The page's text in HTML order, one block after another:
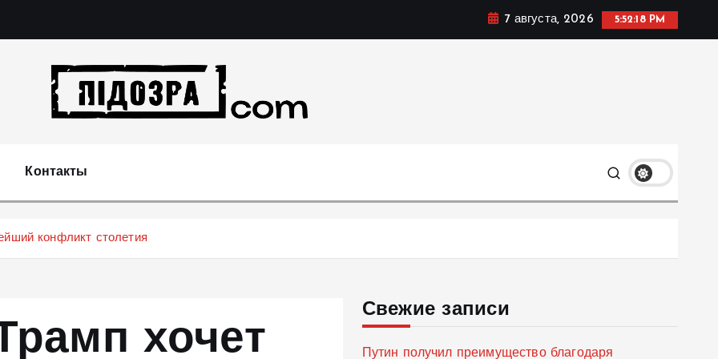
7 августа, 2026 5:52:19 PM
Контакты
конфликт столетия
хочет
Свежие записи
Путин получил преимущество благодаря